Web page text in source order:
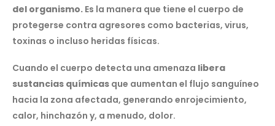
del organismo. Es la manera que tiene el cuerpo de
protegerse contra agresores como bacterias, virus,
toxinas o incluso heridas físicas.
Cuando el cuerpo detecta una amenaza libera
sustancias químicas que aumentan el flujo sanguíneo
hacia la zona afectada, generando enrojecimiento,
calor, hinchazón y, a menudo, dolor.